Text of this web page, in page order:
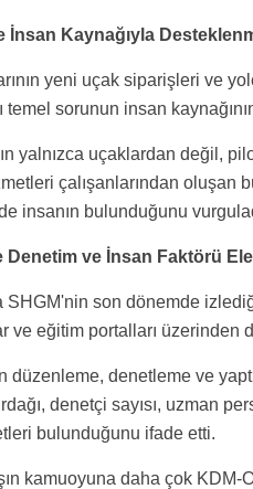
İnsan Kaynağıyla
yeni uçak siparişleri ve
temel sorunun insan
yalnızca uçaklardan değil,
çalışanlarından oluşan
insanın bulunduğunu
Denetim ve İnsan Faktörü
SHGM'nin son dönemde
ve eğitim portalları
düzenleme, denetleme ve
denetçi sayısı, uzman
bulunduğunu ifade etti.
kamuoyuna daha çok KDM-